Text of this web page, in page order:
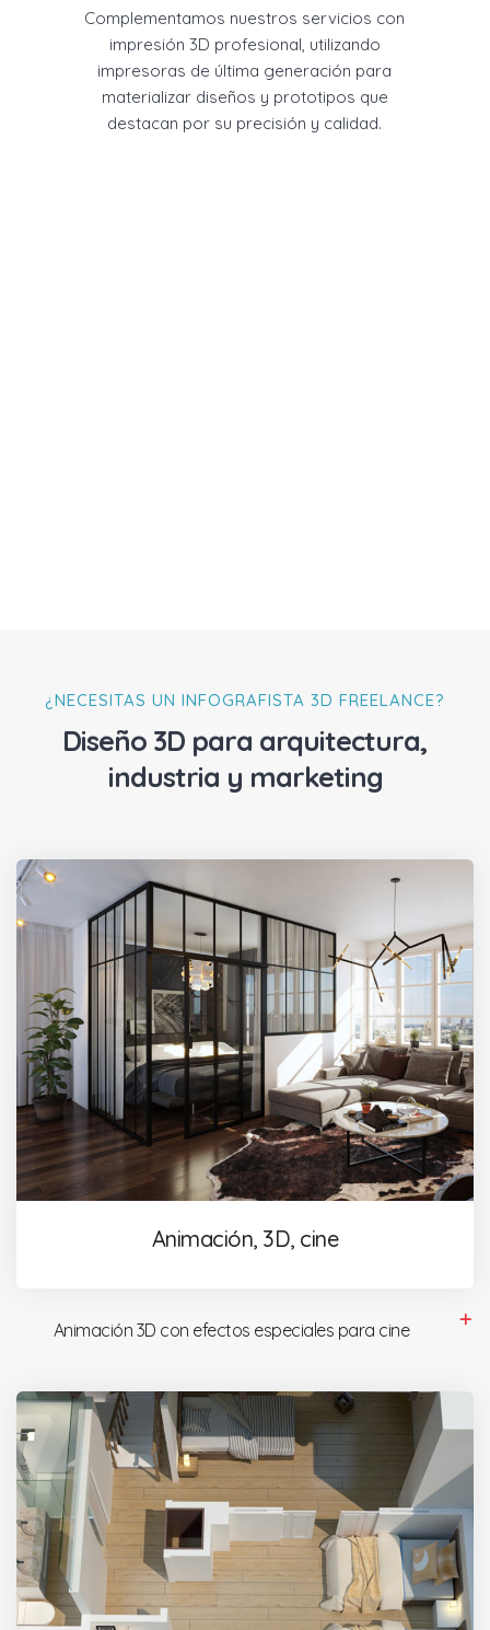
Complementamos nuestros servicios con
impresión 3D profesional, utilizando
impresoras de última generación para
materializar diseños y prototipos que
destacan por su precisión y calidad.
¿NECESITAS UN INFOGRAFISTA 3D FREELANCE?
Diseño 3D para arquitectura,
industria y marketing
Animación, 3D, cine
Animación 3D con efectos especiales para cine